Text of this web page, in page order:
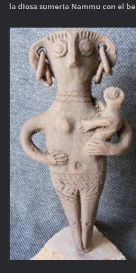
la diosa sumeria Nammu con el